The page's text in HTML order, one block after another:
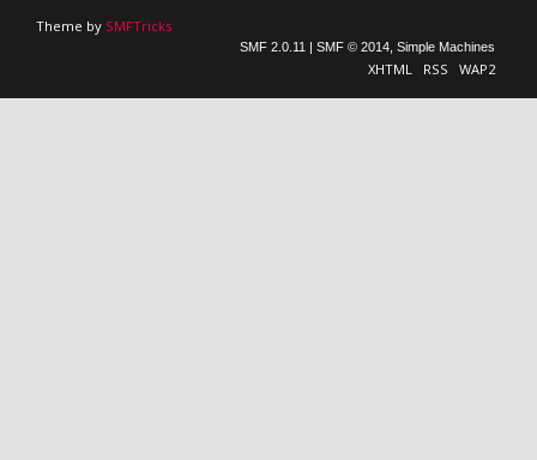
Theme by SMFTricks
SMF 2.0.11 | SMF © 2014 Simple Machines
XHTML RSS WAP2